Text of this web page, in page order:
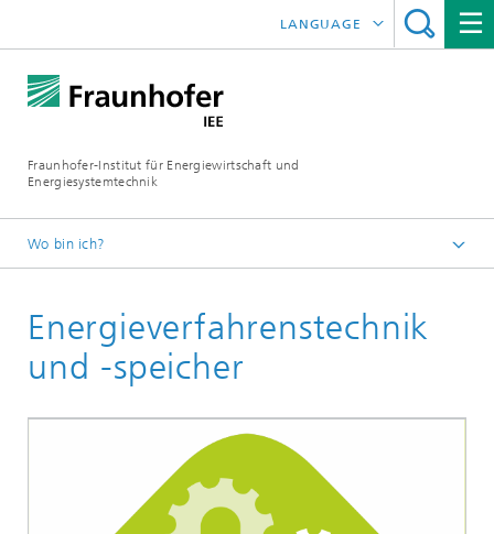
Fraunhofer-Institut für Energiewirtschaft und
Energiesystemtechnik
LANGUAGE
Wo bin ich?
Forschungsschwerpunkte
Energieverfahrenstechnik
und -speicher